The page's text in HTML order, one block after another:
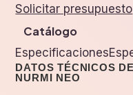
Solicitar presupuesto
Catálogo
DATOS TÉCNICOS
NURMI NEO